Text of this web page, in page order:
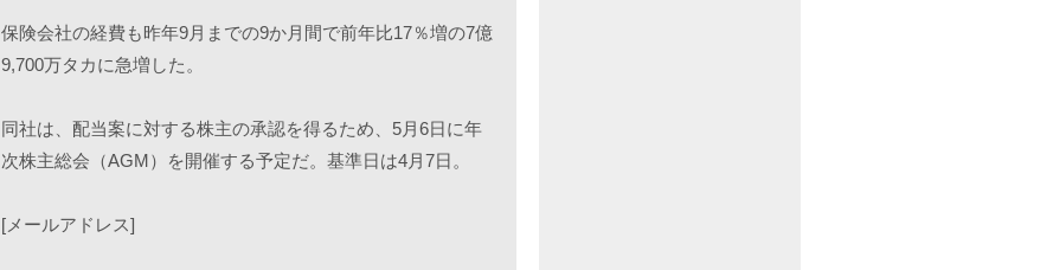
保険会社の経費も昨年9月までの9か月間で前年比17％増の7億
9,700万タカに急増した。
同社は、配当案に対する株主の承認を得るため、5月6日に年
次株主総会（AGM）を開催する予定だ。基準日は4月7日。
[メールアドレス]